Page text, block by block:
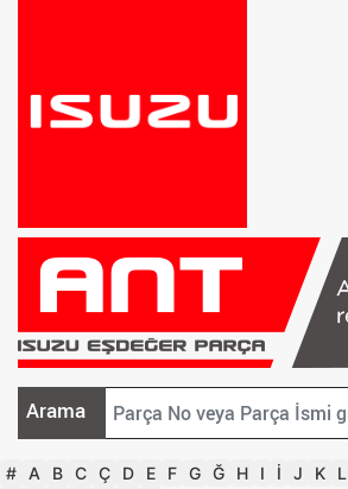
Arama
# A B C Ç D E F G Ğ H I İ J K L